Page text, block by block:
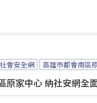
社會安全網 高雄市都會南區
原家中心 納社安網全